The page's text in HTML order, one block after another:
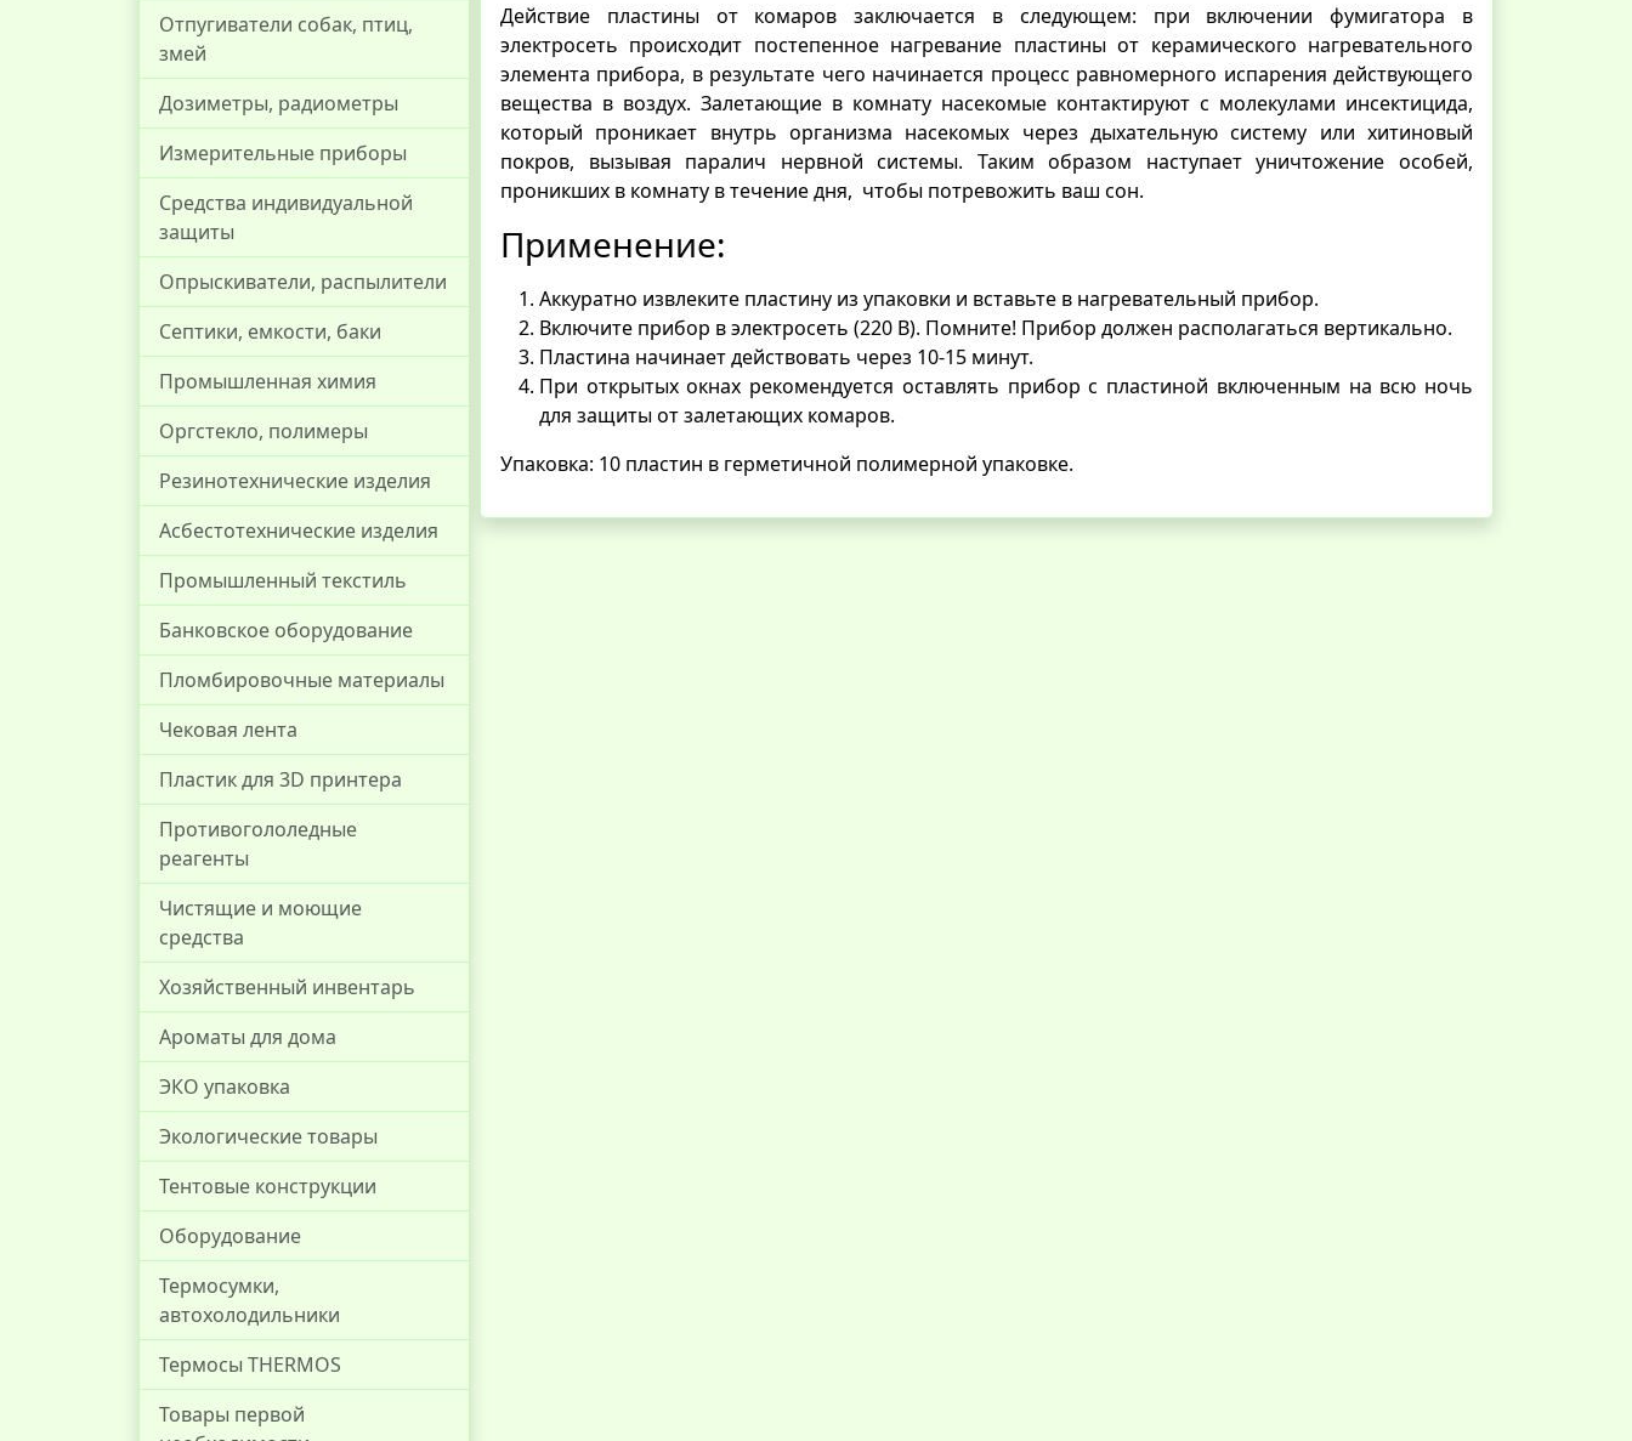
Отпугиватели собак, птиц,
змей
Дозиметры, радиометры
Измерительные приборы
Средства индивидуальной
защиты
Опрыскиватели, распылители
Септики, емкости, баки
Промышленная химия
Оргстекло, полимеры
Резинотехнические изделия
Асбестотехнические изделия
Промышленный текстиль
Банковское оборудование
Пломбировочные материалы
Чековая лента
Пластик для 3D принтера
Противогололедные
реагенты
Чистящие и моющие
средства
Хозяйственный инвентарь
Ароматы для дома
ЭКО упаковка
Экологические товары
Тентовые конструкции
Оборудование
Термосумки,
автохолодильники
Термосы THERMOS
Товары первой
Действие пластины от комаров заключается в следующем: при включении фумигатора в
электросеть происходит постепенное нагревание пластины от керамического нагревательного
элемента прибора, в результате чего начинается процесс равномерного испарения действующего
вещества в воздух. Залетающие в комнату насекомые контактируют с молекулами инсектицида,
который проникает внутрь организма насекомых через дыхательную систему или хитиновый
покров, вызывая паралич нервной системы. Таким образом наступает уничтожение особей,
проникших в комнату в течение дня, чтобы потревожить ваш сон.
Применение:
Аккуратно извлеките пластину из упаковки и вставьте в нагревательный прибор.
Включите прибор в электросеть (220 В). Помните! Прибор должен располагаться вертикально.
Пластина начинает действовать через 10-15 минут.
При открытых окнах рекомендуется оставлять прибор с пластиной включенным на всю ночь
для защиты от залетающих комаров.
Упаковка: 10 пластин в герметичной полимерной упаковке.